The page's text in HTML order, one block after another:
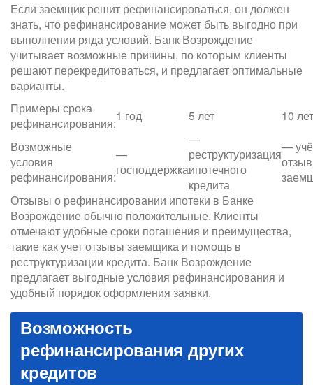
Если заемщик решит рефинансироваться, он должен
знать, что рефинансирование может быть выгодно при
выполнении ряда условий. Банк Возрождение
учитывает возможные причины, по которым клиенты
решают перекредитоваться, и предлагает оптимальные
варианты.
Примеры срока
рефинансирования:1 год 5 лет
10 лет
Возможные
условия
рефинансирования:
—
господдержка
—
реструктуризация
ипотечного
кредита
—
Отзывы о рефинансировании ипотеки в Банке
Возрождение обычно положительные. Клиенты
отмечают удобные сроки погашения и преимущества,
такие как учет отзывы заемщика и помощь в
реструктуризации кредита. Банк Возрождение
предлагает выгодные условия рефинансирования и
удобный порядок оформления заявки.
Возможность
рефинансирования других
кредитов